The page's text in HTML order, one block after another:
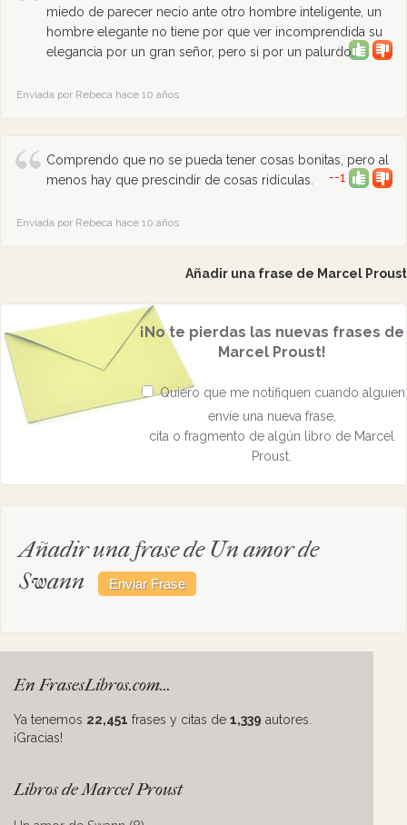
miedo de parecer necio ante otro hombre inteligente, un
hombre elegante no tiene por que ver incomprendida su
elegancia por un gran señor, pero si por un palurdo.
0
Enviada por Rebeca hace 10 años
Comprendo que no se pueda tener cosas bonitas, pero al
menos hay que prescindir de cosas ridículas.
--1
Enviada por Rebeca hace 10 años
Añadir una frase de Marcel Proust
¡No te pierdas las nuevas frases de
Marcel Proust!
Quiero que me notifiquen cuando alguien
envíe una nueva frase,
cita o fragmento de algún libro de Marcel
Proust.
Añadir una frase de Un amor de
Swann
En FrasesLibros.com...
Ya tenemos 22,451 frases y citas de 1,339 autores.
¡Gracias!
Libros de Marcel Proust